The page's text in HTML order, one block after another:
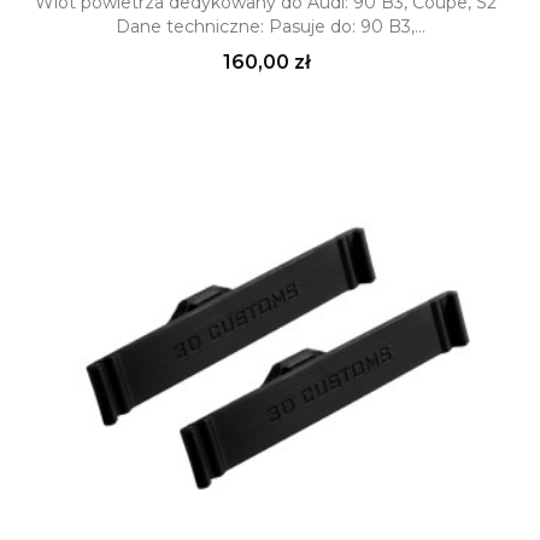
Dane techniczne: Pasuje do: 90 B3,...
Cena
160,00 zł